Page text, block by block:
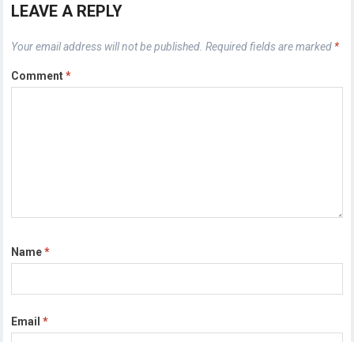
LEAVE A REPLY
Your email address will not be published. Required fields are marked *
Comment*
Name*
Email*